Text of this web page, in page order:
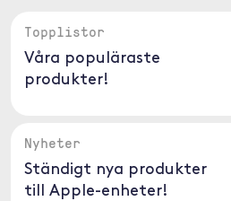
Topplistor
Våra populäraste
produkter!
Nyheter
Ständigt nya produkter
till Apple-enheter!